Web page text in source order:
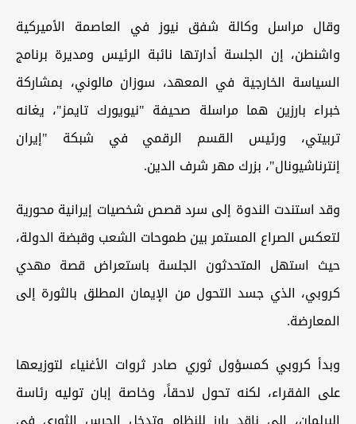
وقال مراسل وكالة شفق نيوز في العاصمة الأميركية
واشنطن، إن الجلسة أدارتها نائبة الرئيس ومديرة برنامج
السياسة الخارجية في المعهد، سوزان مالوني، بمشاركة
خبراء بارزين هما مراسلة صحيفة "نيويورك تايمز"، يغانه
تربيتي، ورئيس القسم الرقمي في شبكة "إيران
إنترناشيونال"، بزرك مهر شرف الدين.
وقد استندت الندوة إلى سرد قصص شخصيات إيرانية محورية
لتعكس الصراع المستمر بين طموحات الشعب وقبضة الدولة،
حيث استهل المتحدثون الجلسة باستعراض قصة مهدي
كروبي، الذي جسد التحول من الإيمان المطلق بالثورة إلى
المعارضة.
وبدأ كروبي كمسؤول ثوري صادر ثروات الأغنياء لتوزيعها
على الفقراء، لكنه تحول لاحقاً، وخاصة إبان توليه رئاسة